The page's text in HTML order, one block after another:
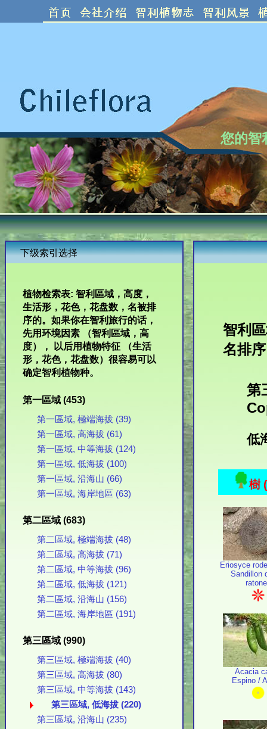
您的智
下级索引选择
植物检索表: 智利區域，高度，
生活形，花色，花盘数，名被排
序的。如果你在智利旅行的话，
先用环境因素 （智利區域，高
度）， 以后用植物特征 （生活
形，花色，花盘数）很容易可以
确定智利植物种。
第一區域 (453)
第一區域, 極端海拔 (39)
第一區域, 高海拔 (61)
第一區域, 中等海拔 (124)
第一區域, 低海拔 (100)
第一區域, 沿海山 (66)
第一區域, 海岸地區 (63)
第二區域 (683)
第二區域, 極端海拔 (48)
第二區域, 高海拔 (71)
第二區域, 中等海拔 (96)
第二區域, 低海拔 (121)
第二區域, 沿海山 (156)
第二區域, 海岸地區 (191)
第三區域 (990)
第三區域, 極端海拔 (40)
第三區域, 高海拔 (80)
第三區域, 中等海拔 (143)
第三區域, 低海拔 (220)
第三區域, 沿海山 (235)
智利
名排序
第
低
樹
Eriosyce
Sandillon
Acacia
Espino /